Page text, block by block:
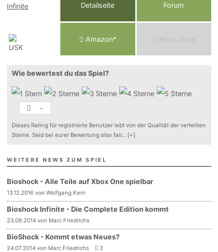
Detailseite Forum
Amazon* Xbox Store
Wie bewertest du das Spiel?
-
Dieses Rating für registrierte Benutzer lebt von der Qualität der verteilten
Sterne. Seid bei eurer Bewertung also fair... [+]
WEITERE NEWS ZUM SPIEL
Bioshock - Alle Teile auf Xbox One spielbar
13.12.2016 von Wolfgang Kern
Bioshock Infinite - Die Complete Edition kommt
23.09.2014 von Marc Friedrichs
BioShock - Kommt etwas Neues?
24.07.2014 von Marc Friedrichs 2